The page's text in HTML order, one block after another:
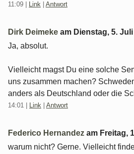
11:09 Link Antwort
Dirk Deimeke am Dienstag, 5. Juli
Ja, absolut.
Vielleicht magst Du eine solche
uns zusammen machen?
anders als Deutschland oder die
14:01 Link Antwort
Federico Hernandez am Freitag,
warum nicht? Gerne. Vielleicht